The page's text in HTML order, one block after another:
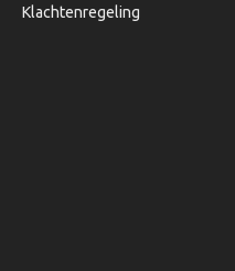
Klachtenregeling